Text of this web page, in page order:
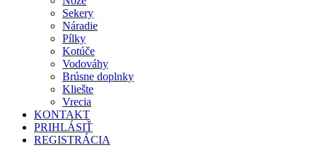
Sekery
Náradie
Pílky
Kotúče
Vodováhy
Brúsne doplnky
Kliešte
Vrecia
KONTAKT
PRIHLÁSIŤ
REGISTRÁCIA